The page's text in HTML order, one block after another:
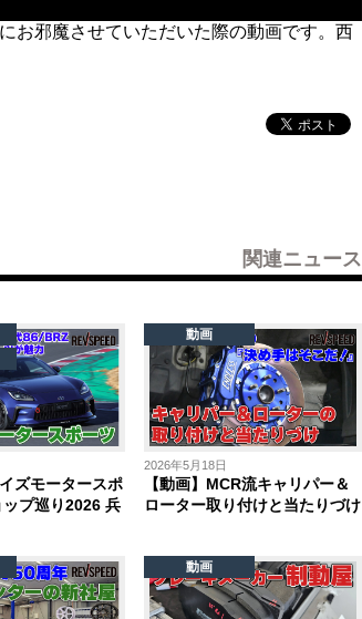
お邪魔させていただいた際の動画です。西
関連ニュース
ズモータースポ
プ巡り2026 兵
2026年5月18日
【動画】MCR流キャリパー＆
ローター取り付けと当たりづけ
動画
動画